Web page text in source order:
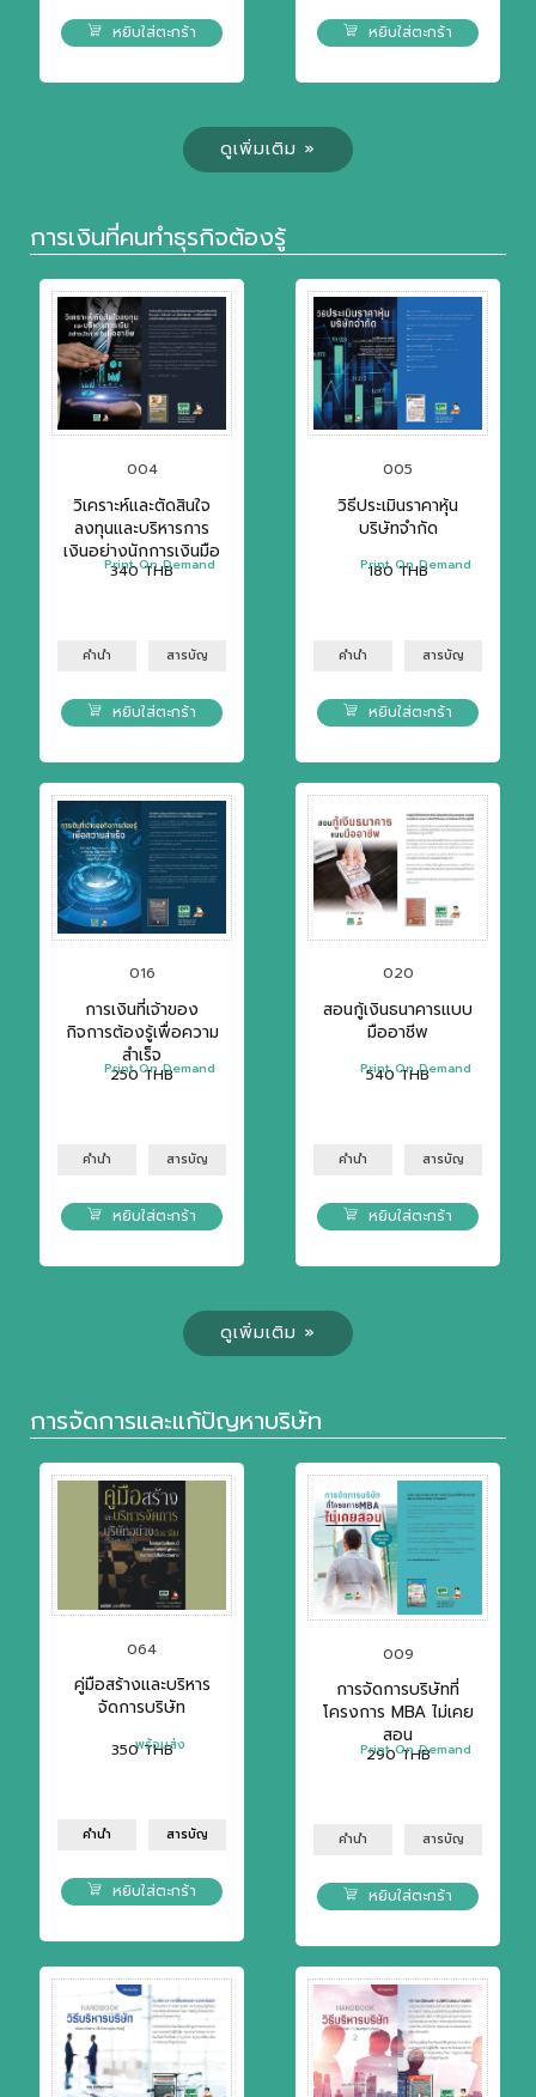
หยิบใส่ตะกร้า หยิบใส่ตะกร้า
ดูเพิ่มเติม »
การเงินที่คนทำธุรกิจต้องรู้
004
วิเคราะห์และตัดสินใจ
ลงทุนและบริหารการ
เงินอย่างนักการเงินมือ
อาชีพ
340 THB
Print On Demand
คำนำ สารบัญ
หยิบใส่ตะกร้า
005
วิธีประเมินราคาหุ้น
บริษัทจำกัด
180 THB
Print On Demand
คำนำ สารบัญ
หยิบใส่ตะกร้า
016
การเงินที่เจ้าของ
กิจการต้องรู้เพื่อความ
สำเร็จ
250 THB
Print On Demand
คำนำ สารบัญ
หยิบใส่ตะกร้า
020
สอนกู้เงินธนาคารแบบ
มืออาชีพ
540 THB
Print On Demand
คำนำ สารบัญ
หยิบใส่ตะกร้า
ดูเพิ่มเติม »
การจัดการและแก้ปัญหาบริษัท
064
คู่มือสร้างและบริหาร
จัดการบริษัท
350 THB
พร้อมส่ง
คำนำ สารบัญ
หยิบใส่ตะกร้า
009
การจัดการบริษัทที่
โครงการ MBA ไม่เคย
สอน
290 THB
Print On Demand
คำนำ สารบัญ
หยิบใส่ตะกร้า